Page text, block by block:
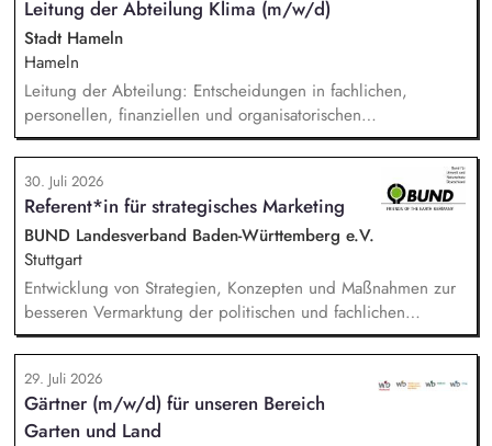
Zu Deinen Aufgaben gehören vor allem:
Strategieentwicklung: Entwurf und Umsetzung von
Wachstumsstrategie und Geschäftsmodellen, Trendanalysen:
Frühzeitige Identifikation von Branchen- und
Regulatoriktrends, Partnermanagement: Aufbau von
strategischen Partnerschaften, Kooperationen und
Netzwerken, Akquisition von Aufträgen, Neukunden und
Projekten.
Leitung der Abteilung Klima (m/w/d)
Stadt Hameln
Hameln
Leitung der Abteilung: Entscheidungen in fachlichen,
personellen, finanziellen und organisatorischen
Angelegenheiten, Koordination der Arbeit und des
Ressourceneinsatzes sowie der Arbeitsverfahren und -mittel,
konzeptioneller Aufbau der neuen Abteilung, Etablierung
und Positionierung des Themas Klima innerhalb der
Verwaltungsorganisation, fachbereichsübergreifende
Steuerung und Koordination der Themen Klimaschutz,
Klimaanpassung, kommunale Wärmeplanung und
Energiemanagement.
30. Juli 2026
Referent*in für strategisches Marketing
BUND Landesverband Baden-Württemberg e.V.
Stuttgart
Entwicklung von Strategien, Konzepten und Maßnahmen zur
besseren Vermarktung der politischen und fachlichen
Aktivitäten des BUND Baden-Württemberg, Beratung,
Unterstützung und Qualifizierung der Haupt- und
Ehrenamtlichen im BUND zur Verbesserung der öffentlichen
Sichtbarkeit des BUND, Konzeptionelle Begleitung des
BUND-Auftritts bei Veranstaltungen, Aktionen u.ä.
29. Juli 2026
Gärtner (m/w/d) für unseren Bereich
Garten und Land